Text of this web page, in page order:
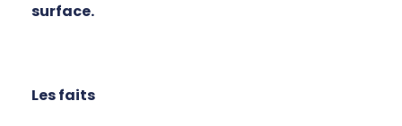
surface.
Les faits